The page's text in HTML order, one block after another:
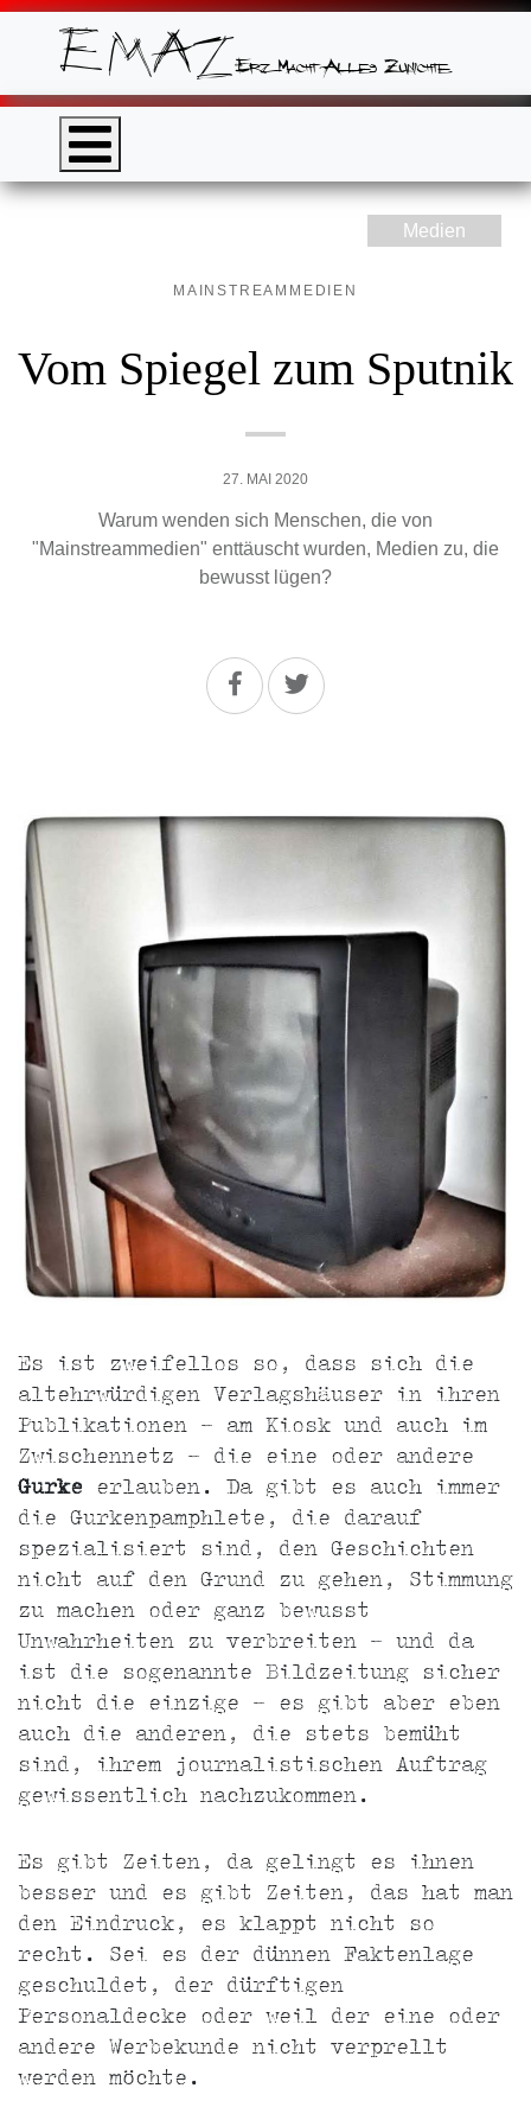
Medien
MAINSTREAMMEDIEN
Vom Spiegel zum Sputnik
27. MAI 2020
Warum wenden sich Menschen, die von
"Mainstreammedien" enttäuscht wurden, Medien zu, die
bewusst lügen?
Es ist zweifellos so, dass sich die
altehrwürdigen Verlagshäuser in ihren
Publikationen - am Kiosk und auch im
Zwischennetz - die eine oder andere
Gurke erlauben. Da gibt es auch immer
die Gurkenpamphlete, die darauf
spezialisiert sind, den Geschichten
nicht auf den Grund zu gehen, Stimmung
zu machen oder ganz bewusst
Unwahrheiten zu verbreiten - und da
ist die sogenannte Bildzeitung sicher
nicht die einzige - es gibt aber eben
auch die anderen, die stets bemüht
sind, ihrem journalistischen Auftrag
gewissentlich nachzukommen.
Es gibt Zeiten, da gelingt es ihnen
besser und es gibt Zeiten, das hat man
den Eindruck, es klappt nicht so
recht. Sei es der dünnen Faktenlage
geschuldet, der dürftigen
Personaldecke oder weil der eine oder
andere Werbekunde nicht verprellt
werden möchte.